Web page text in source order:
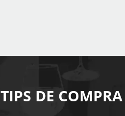
TIPS DE COMPRA